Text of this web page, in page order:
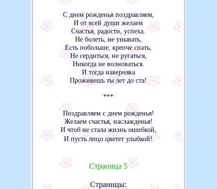
С днем рожденья поздравляем,
И от всей души желаем
Счастья, радости, успеха.
Не болеть, не унывать,
Есть побольше, крепче спать,
Не сердиться, не ругаться,
Никогда не волноваться.
И тогда наверняка
Проживешь ты лет до ста!
***
Поздравляем с днем рожденья!
Желаем счастья, наслажденья!
И чтоб не стала жизнь ошибкой,
И пусть лицо цветет улыбкой!
Страница 5
Страницы: